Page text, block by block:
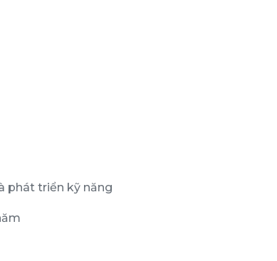
phát triển kỹ năng